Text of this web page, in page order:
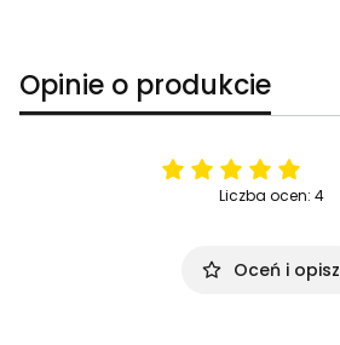
Opinie o produkcie
Liczba ocen: 4
Oceń i opisz